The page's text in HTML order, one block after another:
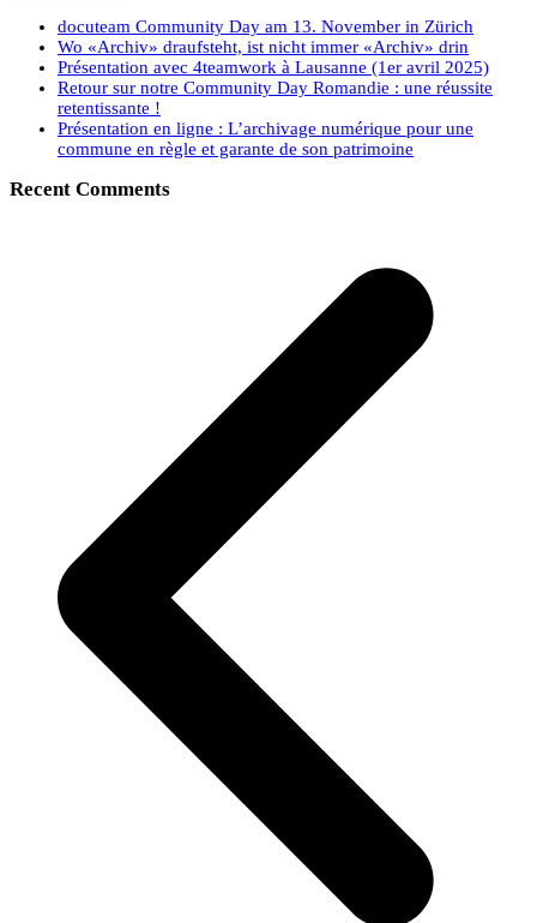
docuteam Community Day am 13. November in Zürich
Wo «Archiv» draufsteht, ist nicht immer «Archiv» drin
Présentation avec 4teamwork à Lausanne (1er avril 2025)
Retour sur notre Community Day Romandie : une réussite
retentissante !
Présentation en ligne : L’archivage numérique pour une
commune en règle et garante de son patrimoine
Recent Comments